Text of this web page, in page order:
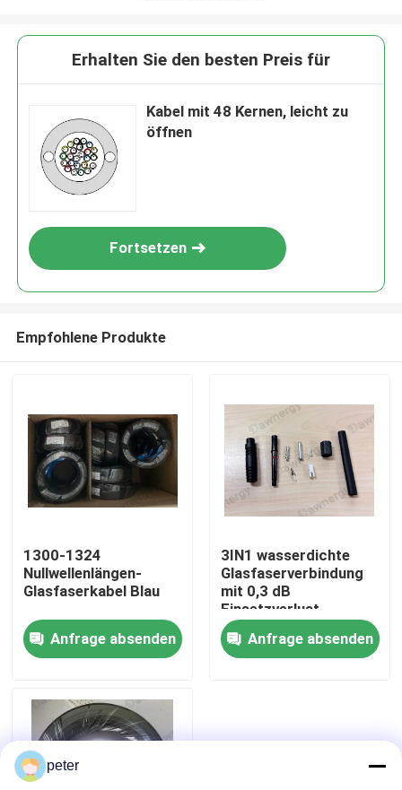
Produkte
Videos
Erhalten Sie den besten Preis für
Kabel mit 48 Kernen, leicht zu
öffnen
Fortsetzen
Empfohlene Produkte
1300-1324
Nullwellenlängen-
Glasfaserkabel Blau
Anfrage absenden
3IN1 wasserdichte
Glasfaserverbindung
mit 0,3 dB
Einsetzverlust
Anfrage absenden
peter